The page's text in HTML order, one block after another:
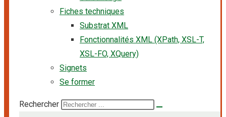
Fiches techniques
Substrat XML
Fonctionnalités XML (XPath, XSL-T,
XSL-FO, XQuery)
Signets
Se former
Rechercher